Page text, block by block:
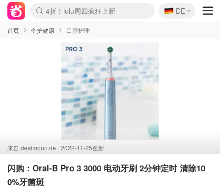
Boticinal 夏促开抢！
4折！lulu周四疯狂上新
还没结束！&OtherStories大促
Joybuy变相75折 随时失效
速领！Stanley独家85折
疑似霸哥！Camper额外叠85折
Zalando 奥莱闪促！每日更新
Moncler反季囤！5折起+叠9折
Coach Brooklyn仅€192
🇩🇪
DE
首页 个护健康 口腔护理
来自 dealmoon.de 2022-11-25更新
闪购：Oral-B Pro 3 3000 电动牙刷 2分钟定时 清除10
0%牙菌斑